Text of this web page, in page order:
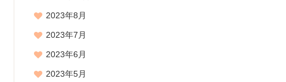
2023年8月
2023年7月
2023年6月
2023年5月